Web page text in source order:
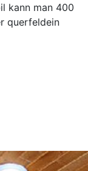
kann man 400
querfeldein